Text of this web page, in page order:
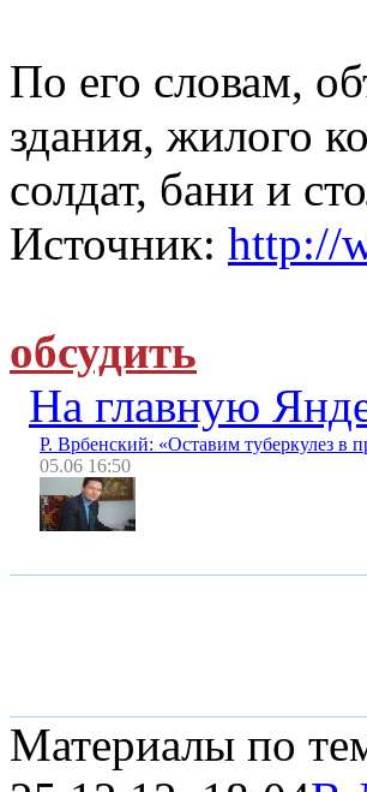
По его словам,
здания, жилого
солдат, бани и
Источник: http://
обсудить
На главную
Р. Врбенский: «Оставим туберкулез в
05.06 16:50
Материалы по